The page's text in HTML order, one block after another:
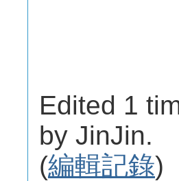
Edited 1
by JinJin.
(編輯記錄)